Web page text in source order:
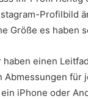
Profilbild
Größe es haben
haben einen
Abmessungen für
iPhone oder